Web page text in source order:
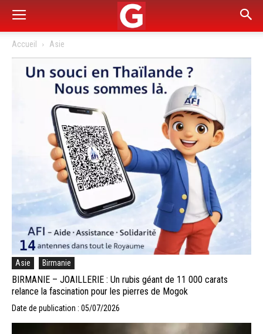
Accueil Asie
Asie Birmanie
BIRMANIE – JOAILLERIE : Un rubis géant de 11 000 carats
relance la fascination pour les pierres de Mogok
Date de publication : 05/07/2026